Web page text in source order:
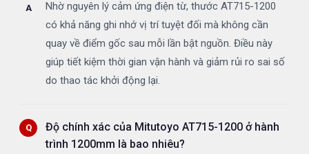
Nhờ nguyên lý cảm ứng điện từ, thước AT715-1200
có khả năng ghi nhớ vị trí tuyệt đối mà không cần
quay về điểm gốc sau mỗi lần bật nguồn. Điều này
giúp tiết kiệm thời gian vận hành và giảm rủi ro sai số
do thao tác khởi động lại.
Độ chính xác của Mitutoyo AT715-1200 ở hành
trình 1200mm là bao nhiêu?